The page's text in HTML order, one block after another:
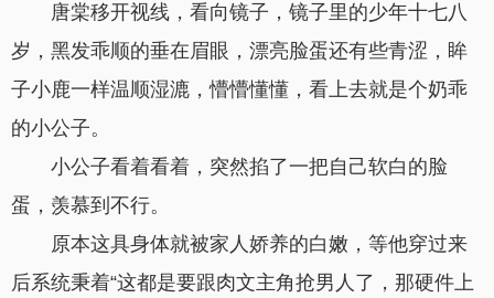
唐棠移开视线，看向镜子，镜子里的少年十七八
岁，黑发乖顺的垂在眉眼，漂亮脸蛋还有些青涩，眸
子小鹿一样温顺湿漉，懵懵懂懂，看上去就是个奶乖
的小公子。
小公子看着看着，突然掐了一把自己软白的脸
蛋，羡慕到不行。
原本这具身体就被家人娇养的白嫩，等他穿过来
后系统秉着“这都是要跟肉文主角抢男人了，那硬件上